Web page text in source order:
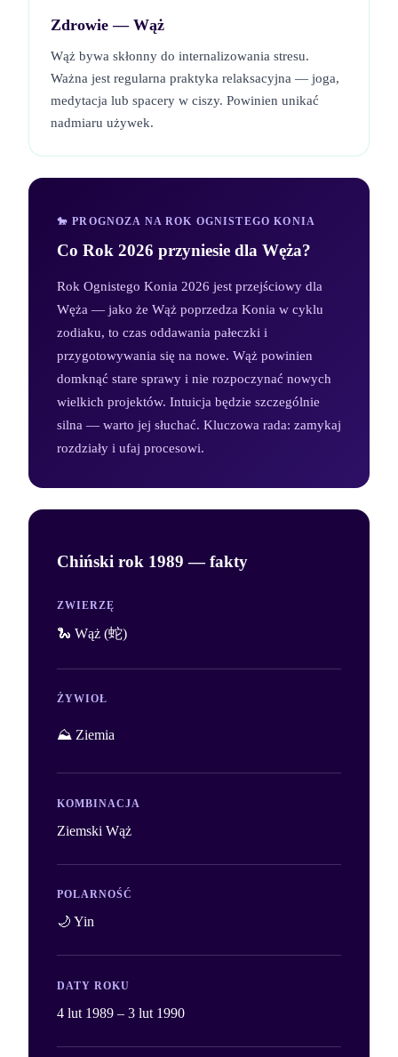
Zdrowie — Wąż
Wąż bywa skłonny do internalizowania stresu.
Ważna jest regularna praktyka relaksacyjna — joga,
medytacja lub spacery w ciszy. Powinien unikać
nadmiaru używek.
🐎 PROGNOZA NA ROK OGNISTEGO KONIA
Co Rok 2026 przyniesie dla Węża?
Rok Ognistego Konia 2026 jest przejściowy dla
Węża — jako że Wąż poprzedza Konia w cyklu
zodiaku, to czas oddawania pałeczki i
przygotowywania się na nowe. Wąż powinien
domknąć stare sprawy i nie rozpoczynać nowych
wielkich projektów. Intuicja będzie szczególnie
silna — warto jej słuchać. Kluczowa rada: zamykaj
rozdziały i ufaj procesowi.
Chiński rok 1989 — fakty
ZWIERZĘ
🐍 Wąż (蛇)
ŻYWIOŁ
⛰️ Ziemia
KOMBINACJA
Ziemski Wąż
POLARNOŚĆ
🌙 Yin
DATY ROKU
4 lut 1989 – 3 lut 1990